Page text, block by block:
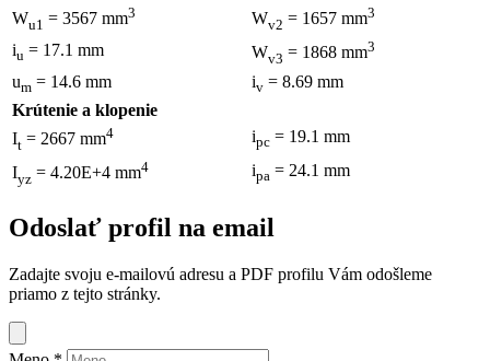
Wu1 = 3567 mm3 Wv2 = 1657 mm3
iu = 17.1 mm Wv3 = 1868 mm3
um = 14.6 mm iv = 8.69 mm
Krútenie a klopenie
It = 2667 mm4 ipc = 19.1 mm
Iyz = 4.20E+4 mm4 ipa = 24.1 mm
Odoslať profil na email
Zadajte svoju e-mailovú adresu a PDF profilu Vám odošleme
priamo z tejto stránky.